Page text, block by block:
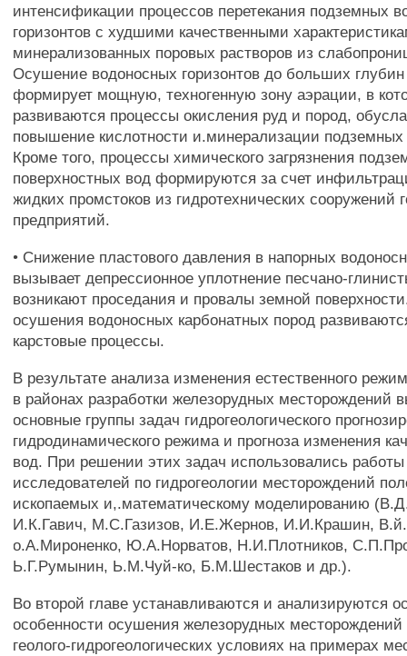
интенсификации процессов перетекания подземных
горизонтов с худшими качественными
минерализованных поровых растворов из
Осушение водоносных горизонтов до больших
формирует мощную, техногенную зону аэрации, в
развиваются процессы окисления руд и пород,
повышение кислотности и.минерализации
Кроме того, процессы химического загрязнения
поверхностных вод формируются за счет
жидких промстоков из гидротехнических
предприятий.
• Снижение пластового давления в напорных
вызывает депрессионное уплотнение песчано-
возникают проседания и провалы земной
осушения водоносных карбонатных пород
карстовые процессы.
В результате анализа изменения естественного
в районах разработки железорудных месторождений
основные группы задач гидрогеологического
гидродинамического режима и прогноза изменения
вод. При решении этих задач использовались
исследователей по гидрогеологии месторождений
ископаемых и,.математическому моделированию
И.К.Гавич, М.С.Газизов, И.Е.Жернов, И.И.Крашин,
о.А.Мироненко, Ю.А.Норватов, Н.И.Плотников,
Ь.Г.Румынин, Ь.М.Чуй-ко, Б.М.Шестаков и др.).
Во второй главе устанавливаются и анализируются
особенности осушения железорудных
геолого-гидрогеологических условиях на примерах